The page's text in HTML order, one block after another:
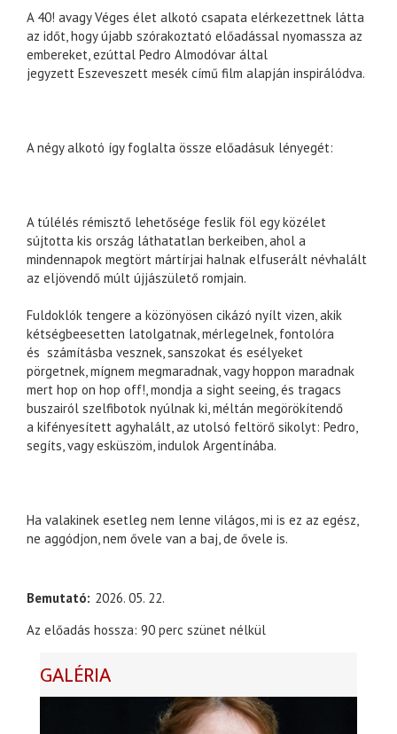
A 40! avagy Véges élet alkotó csapata elérkezettnek látta
az időt, hogy újabb szórakoztató előadással nyomassza az
embereket, ezúttal Pedro Almodóvar által
jegyzett Eszeveszett mesék című film alapján inspirálódva.
A négy alkotó így foglalta össze előadásuk lényegét:
A túlélés rémisztő lehetősége feslik föl egy közélet
sújtotta kis ország láthatatlan berkeiben, ahol a
mindennapok megtört mártírjai halnak elfuserált névhalált
az eljövendő múlt újjászülető romjain.
Fuldoklók tengere a közönyösen cikázó nyílt vizen, akik
kétségbeesetten latolgatnak, mérlegelnek, fontolóra
és számításba vesznek, sanszokat és esélyeket
pörgetnek, mígnem megmaradnak, vagy hoppon maradnak
mert hop on hop off!, mondja a sight seeing, és tragacs
buszairól szelfibotok nyúlnak ki, méltán megörökítendő
a kifényesített agyhalált, az utolsó feltörő sikolyt: Pedro,
segíts, vagy esküszöm, indulok Argentínába.
Ha valakinek esetleg nem lenne világos, mi is ez az egész,
ne aggódjon, nem ővele van a baj, de ővele is.
Bemutató 2026. 05. 22.
Az előadás hossza: 90 perc szünet nélkül
GALÉRIA